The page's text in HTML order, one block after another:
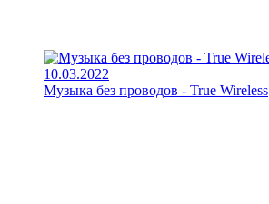
10.03.2022
Музыка без проводов - True Wireless